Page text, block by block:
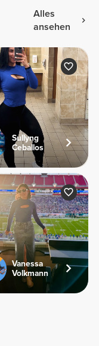
Alles
ansehen
Sullyng
Ceballos
Vanessa
Volkmann